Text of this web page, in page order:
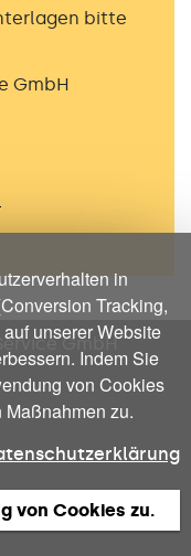
bitte
GmbH
GmbH
in
Tracking,
unserer Website
Indem Sie
von Cookies
zu.
von Cookies zu.